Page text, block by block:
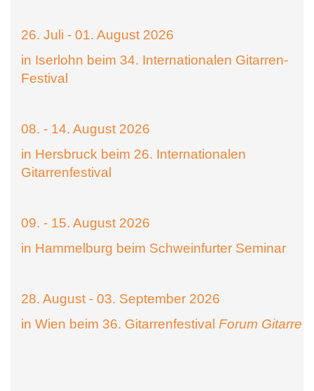
26. Juli - 01. August 2026
in Iserlohn beim 34. Internationalen Gitarren-
Festival
08. - 14. August 2026
in Hersbruck beim 26. Internationalen
Gitarrenfestival
09. - 15. August 2026
in Hammelburg beim Schweinfurter Seminar
28. August - 03. September 2026
in Wien beim 36. Gitarrenfestival Forum Gitarre